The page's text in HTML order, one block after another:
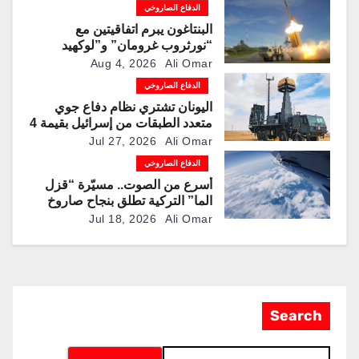
الدفاع الصاروخي
البنتاغون يبرم اتفاقيتين مع
“نورثروب غرومان” و”لوكهيد
مارتن” لمضاعفة إنتاج صواريخ
“باتريوت” و”ثاد” الاعتراضية
Aug 4, 2026 Ali Omar
الدفاع الصاروخي
اليونان تشتري نظام دفاع جوي
متعدد الطبقات من إسرائيل بقيمة 4
مليارات دولارJul 27, 2026 Ali Omar
الدفاع الصاروخي
أسرع من الصوت.. مسيّرة “قزل
الما” التركية تطلق بنجاح صاروخ
“روكيتسان JET-230”Jul 18, 2026 Ali Omar
Search